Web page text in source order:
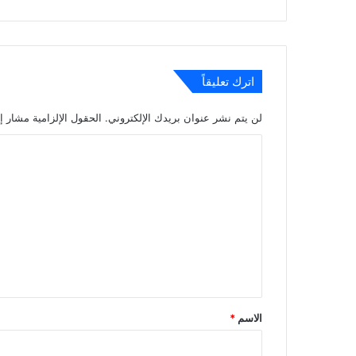
اترك تعليقاً
لن يتم نشر عنوان بريدك الإلكتروني. الحقول الإلزامية مشار
*
الاسم *